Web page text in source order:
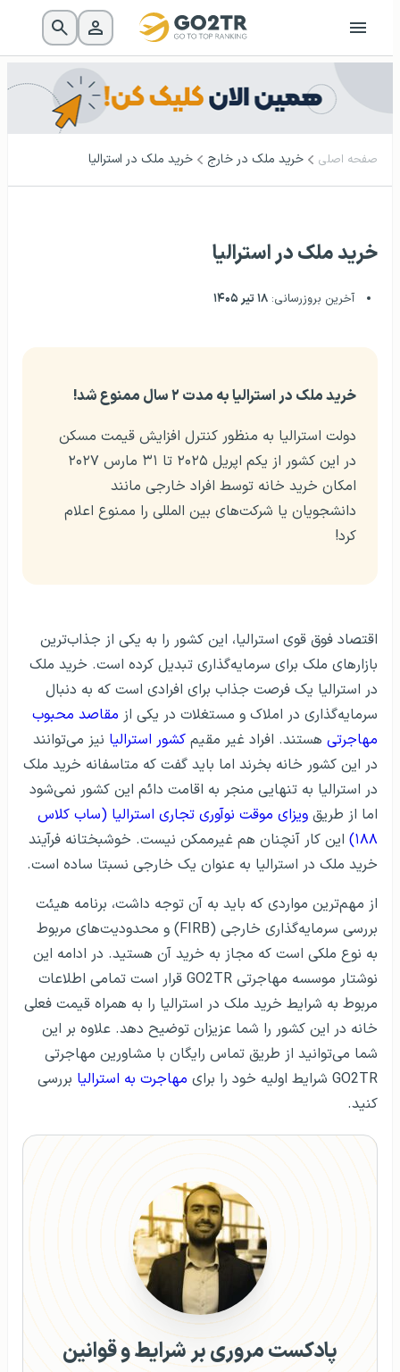
صفحه اصلی خرید ملک در خارج خرید ملک در استرالیا
خرید ملک در استرالیا
آخرین بروزرسانی: ۱۸ تیر ۱۴۰۵
خرید ملک در استرالیا به مدت ۲ سال ممنوع شد!
دولت استرالیا به منظور کنترل افزایش قیمت مسکن
در این کشور از یکم اپریل ۲۰۲۵ تا ۳۱ مارس ۲۰۲۷
امکان خرید خانه توسط افراد خارجی مانند
دانشجویان یا شرکت‌های بین المللی را ممنوع اعلام
کرد!
اقتصاد فوق قوی استرالیا، این کشور را به یکی از جذاب‌ترین
بازارهای ملک برای سرمایه‌گذاری تبدیل کرده است. خرید ملک
در استرالیا یک فرصت جذاب برای افرادی است که به دنبال
سرمایه‌گذاری در املاک و مستغلات در یکی از مقاصد محبوب
مهاجرتی هستند. افراد غیر مقیم کشور استرالیا نیز می‌توانند
در این کشور خانه بخرند اما باید گفت که متاسفانه خرید ملک
در استرالیا به تنهایی منجر به اقامت دائم این کشور نمی‌شود
اما از طریق ویزای موقت نوآوری تجاری استرالیا (ساب کلاس
۱۸۸) این کار آنچنان هم غیرممکن نیست. خوشبختانه فرآیند
خرید ملک در استرالیا به عنوان یک خارجی نسبتا ساده است.
از مهم‌ترین مواردی که باید به آن توجه داشت، برنامه هیئت
بررسی سرمایه‌گذاری خارجی (FIRB) و محدودیت‌های مربوط
به نوع ملکی است که مجاز به خرید آن هستید. در ادامه این
نوشتار موسسه مهاجرتی ‌GO2TR قرار است تمامی اطلاعات
مربوط به شرایط خرید ملک در استرالیا را به همراه قیمت فعلی
خانه در این کشور را شما عزیزان توضیح دهد. علاوه بر این
شما می‌توانید از طریق تماس رایگان با مشاورین مهاجرتی
GO2TR شرایط اولیه خود را برای
مهاجرت به استرالیا بررسی
کنید.
پادکست مروری بر شرایط و قوانین